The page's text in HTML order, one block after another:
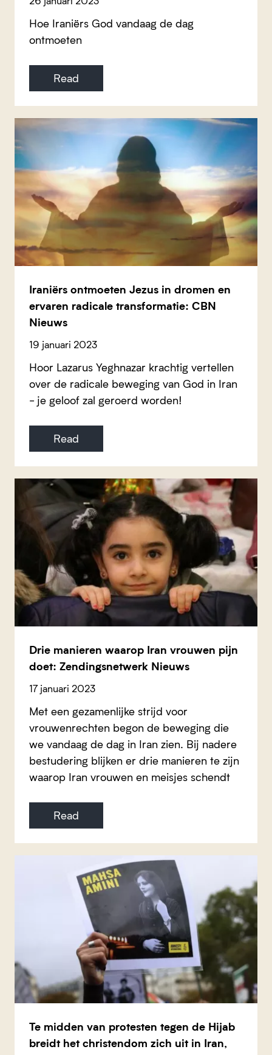
Hoe Iraniërs God vandaag de dag
ontmoeten
Read
Iraniërs ontmoeten Jezus in dromen en
ervaren radicale transformatie: CBN
Nieuws
19 januari 2023
Hoor Lazarus Yeghnazar krachtig vertellen
over de radicale beweging van God in Iran
- je geloof zal geroerd worden!
Read
Drie manieren waarop Iran vrouwen pijn
doet: Zendingsnetwerk Nieuws
17 januari 2023
Met een gezamenlijke strijd voor
vrouwenrechten begon de beweging die
we vandaag de dag in Iran zien. Bij nadere
bestudering blijken er drie manieren te zijn
waarop Iran vrouwen en meisjes schendt
Read
Te midden van protesten tegen de Hijab
breidt het christendom zich uit in Iran,